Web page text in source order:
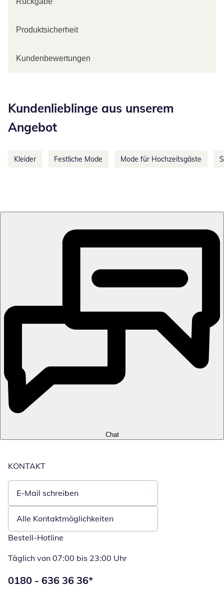
Produktsicherheit
Kundenbewertungen
Kundenlieblinge aus unserem
Angebot
Kleider Festliche Mode Mode für Hochzeitsgäste
Chat
KONTAKT
E-Mail schreiben
Öffnet E-Mail-Client
Alle Kontaktmöglichkeiten
Bestell-Hotline
Täglich von 07:00 bis 23:00 Uhr
Telefonnummer:
0180 - 636 36 36*